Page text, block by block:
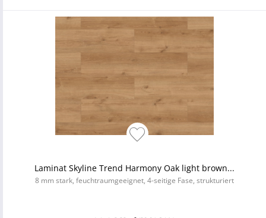
Laminat Skyline Trend Harmony Oak light brown...
8 mm stark, feuchtraumgeeignet, 4-seitige Fase, strukturiert